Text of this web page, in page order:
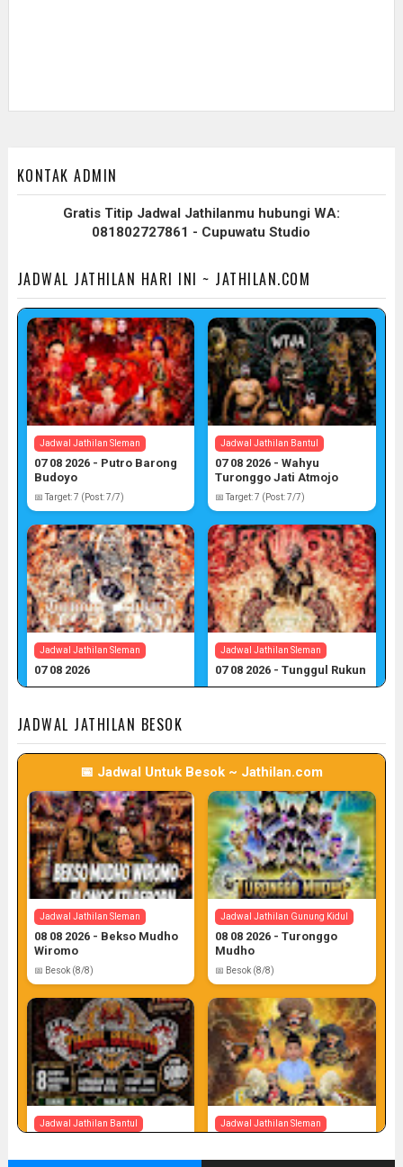
KONTAK ADMIN
Gratis Titip Jadwal Jathilanmu hubungi WA:
081802727861 - Cupuwatu Studio
JADWAL JATHILAN HARI INI ~ JATHILAN.COM
Jadwal Jathilan Sleman
07 08 2026 - Putro Barong
Budoyo
📅 Target: 7 (Post: 7/7)
Jadwal Jathilan Bantul
07 08 2026 - Wahyu
Turonggo Jati Atmojo
📅 Target: 7 (Post: 7/7)
Jadwal Jathilan Sleman
07 08 2026
Jadwal Jathilan Sleman
07 08 2026 - Tunggul Rukun
JADWAL JATHILAN BESOK
📅 Jadwal Untuk Besok ~ Jathilan.com
Jadwal Jathilan Sleman
08 08 2026 - Bekso Mudho
Wiromo
📅 Besok (8/8)
Jadwal Jathilan Gunung Kidul
08 08 2026 - Turonggo
Mudho
📅 Besok (8/8)
Jadwal Jathilan Bantul
Budhoyo
Jadwal Jathilan Sleman
Mudho Budoyo